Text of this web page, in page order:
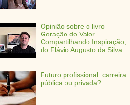
Opinião sobre o livro
Geração de Valor –
Compartilhando Inspiração,
do Flávio Augusto da Silva
Futuro profissional: carreira
pública ou privada?